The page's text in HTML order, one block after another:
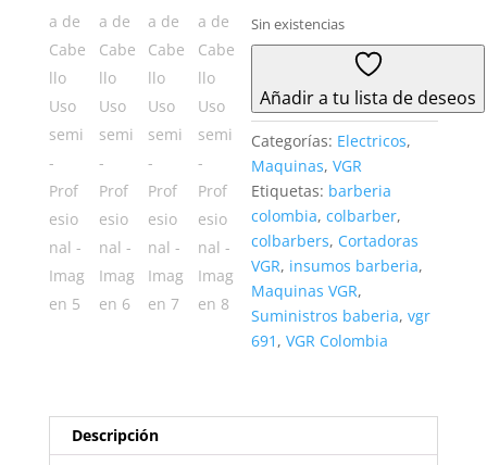
Sin existencias
Añadir a tu lista de deseos
Categorías: Electricos,
Maquinas,VGR
Etiquetas: barberia
colombia,colbarber,
colbarbers, Cortadoras
VGR, insumos barberia,
Maquinas VGR,
Suministros baberia,vgr
691 ,VGR Colombia
Descripción